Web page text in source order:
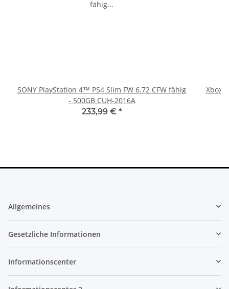
SONY PlayStation 4™ PS4 Slim FW 6.72 CFW fähig
- 500GB CUH-2016A
233,99 € *
Xbox
Allgemeines
Gesetzliche Informationen
Informationscenter